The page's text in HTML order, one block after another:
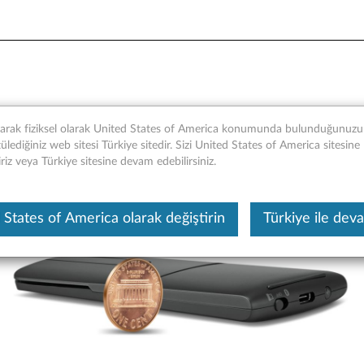
- Genel Bakış ve Servis
Bu makine tarafından çevirisi yapılmış
fiziksel olarak United States of America konumunda
web sitesi Türkiye sitedir. Sizi United States of America sitesine
veya Türkiye sitesine devam edebilirsiniz.
States of America olarak değiştirin Türkiye ile